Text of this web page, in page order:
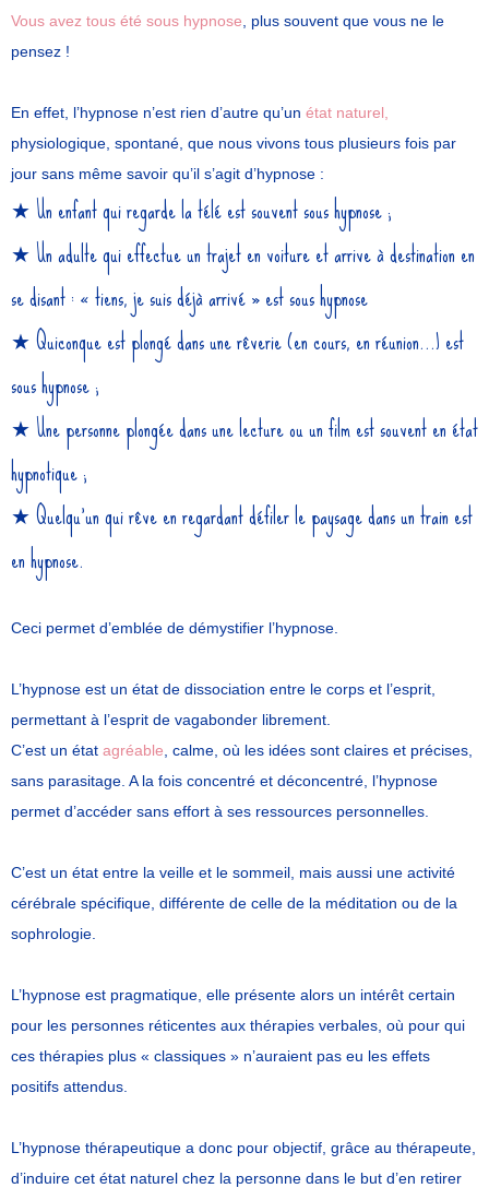
Vous avez tous été sous hypnose , plus souvent que vous ne le
pensez !
En effet, l’hypnose n’est rien d’autre qu’un état naturel,
physiologique, spontané, que nous vivons tous plusieurs fois par
jour sans même savoir qu’il s’agit d’hypnose :
★ Un enfant qui regarde la télé est souvent sous hypnose ;
★Un adulte qui effectue un trajet en voiture et arrive à destination en
se disant : « tiens, je suis déjà arrivé » est sous hypnose
★Quiconque est plongé dans une rêverie (en cours, en réunion…) est
sous hypnose ;
★Une personne plongée dans une lecture ou un film est souvent en état
hypnotique ;
★Quelqu’un qui rêve en regardant défiler le paysage dans un train est
en hypnose.
Ceci permet d’emblée de démystifier l’hypnose.
L’hypnose est un état de dissociation entre le corps et l’esprit,
permettant à l’esprit de vagabonder librement.
C’est un état agréable , calme, où les idées sont claires et précises,
sans parasitage. A la fois concentré et déconcentré, l’hypnose
permet d’accéder sans effort à ses ressources personnelles.
C’est un état entre la veille et le sommeil, mais aussi une activité
cérébrale spécifique, différente de celle de la méditation ou de la
sophrologie.
L’hypnose est pragmatique, elle présente alors un intérêt certain
pour les personnes réticentes aux thérapies verbales, où pour qui
ces thérapies plus « classiques » n’auraient pas eu les effets
positifs attendus.
L’hypnose thérapeutique a donc pour objectif, grâce au thérapeute,
d’induire cet état naturel chez la personne dans le but d’en retirer